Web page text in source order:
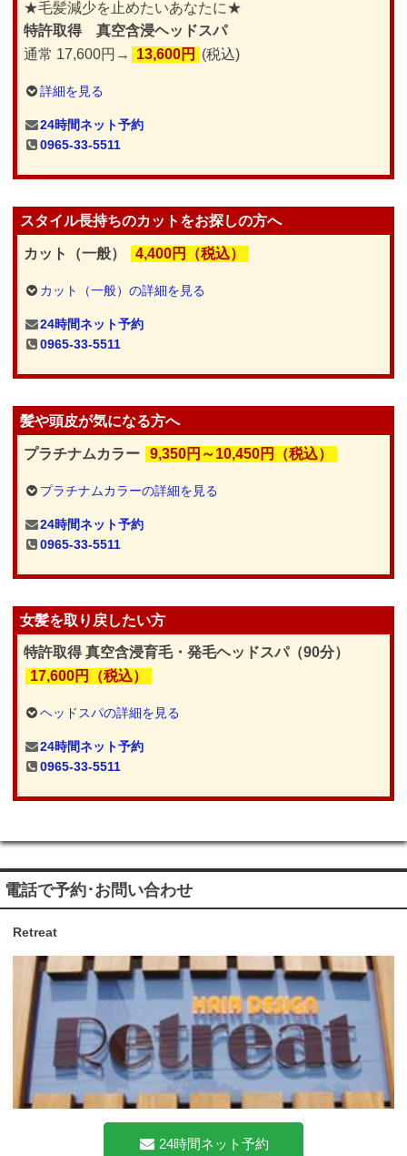
★毛髪減少を止めたいあなたに★
特許取得 真空含浸ヘッドスパ
通常 17,600円→
13,600円 (税込)
詳細を見る
24時間ネット予約
0965-33-5511
スタイル長持ちのカットをお探しの方へ
カット（一般） 4,400円（税込）
カット（一般）の詳細を見る
24時間ネット予約
0965-33-5511
髪や頭皮が気になる方へ
プラチナムカラー 9,350円～10,450円（税込）
プラチナムカラーの詳細を見る
24時間ネット予約
0965-33-5511
女髪を取り戻したい方
特許取得 真空含浸育毛・発毛ヘッドスパ（90分）
17,600円（税込）
ヘッドスパの詳細を見る
24時間ネット予約
0965-33-5511
電話で予約･お問い合わせ
Retreat
24時間ネット予約